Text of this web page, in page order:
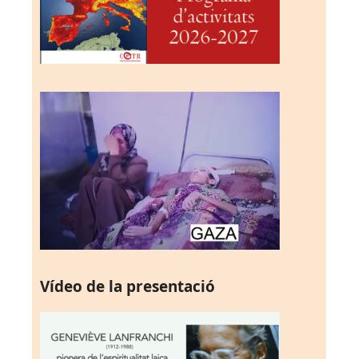
Vídeo de la presentació